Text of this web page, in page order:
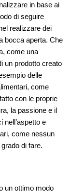
in base ai
di seguire
realizzare dei
bocca aperta. Che
come una
un prodotto creato
delle
come
con le proprie
la passione e il
nell’aspetto e
come nessun
di fare.
un ottimo modo